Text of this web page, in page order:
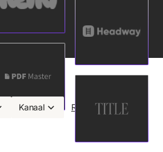
Kanaal Resetten